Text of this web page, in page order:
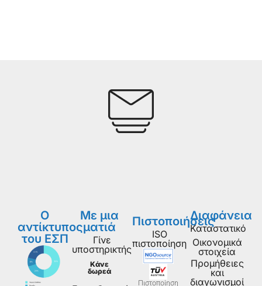
Ο
αντίκτυπος
του ΕΣΠ
Με μια
ματιά
Γίνε
υποστηρικτής
Κάνε
δωρεά
Πιστοποιήσεις
ISO
πιστοποίηση
Πιστοποίηση
Διαφάνεια
Καταστατικό
Οικονομικά
στοιχεία
Προμήθειες
και
διαγωνισμοί